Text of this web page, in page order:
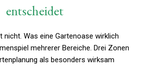
entscheidet
nicht. Was eine Gartenoase wirklich
mehrerer Bereiche. Drei Zonen
als besonders wirksam